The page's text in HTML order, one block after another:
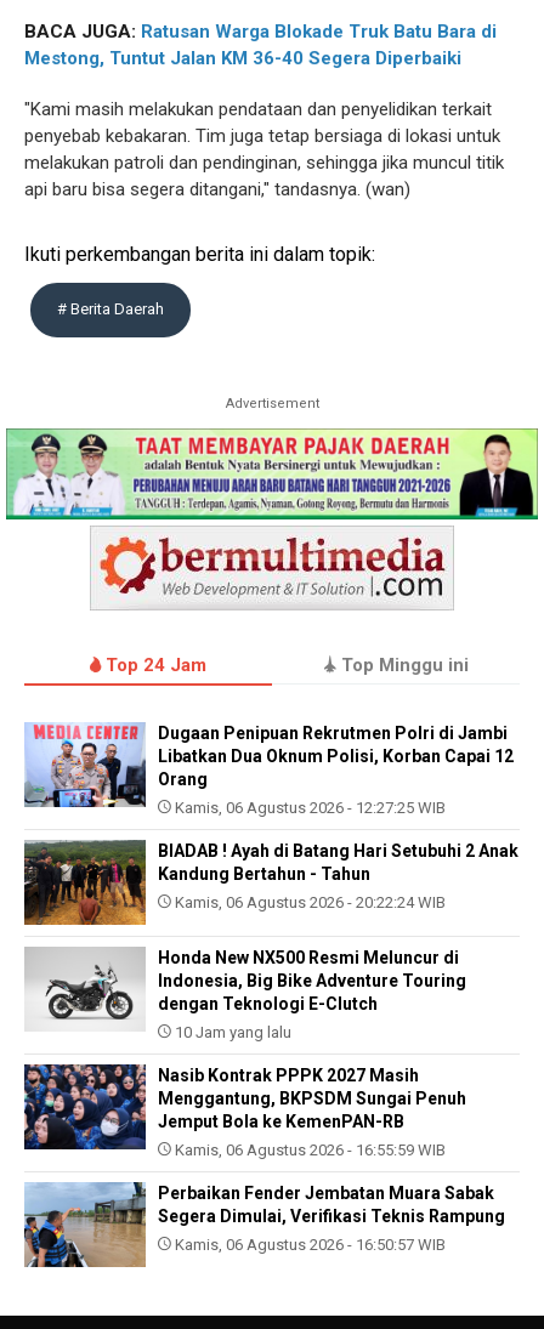
BACA JUGA: Ratusan Warga Blokade Truk Batu Bara di
Mestong, Tuntut Jalan KM 36-40 Segera Diperbaiki
"Kami masih melakukan pendataan dan penyelidikan terkait
penyebab kebakaran. Tim juga tetap bersiaga di lokasi untuk
melakukan patroli dan pendinginan, sehingga jika muncul titik
api baru bisa segera ditangani," tandasnya. (wan)
Ikuti perkembangan berita ini dalam topik:
# Berita Daerah
Advertisement
Top 24 Jam Top Minggu ini
Dugaan Penipuan Rekrutmen Polri di Jambi
Libatkan Dua Oknum Polisi, Korban Capai 12
Orang
Kamis, 06 Agustus 2026 - 12:27:25 WIB
BIADAB ! Ayah di Batang Hari Setubuhi 2 Anak
Kandung Bertahun - Tahun
Kamis, 06 Agustus 2026 - 20:22:24 WIB
Honda New NX500 Resmi Meluncur di
Indonesia, Big Bike Adventure Touring
dengan Teknologi E-Clutch
10 Jam yang lalu
Nasib Kontrak PPPK 2027 Masih
Menggantung, BKPSDM Sungai Penuh
Jemput Bola ke KemenPAN-RB
Kamis, 06 Agustus 2026 - 16:55:59 WIB
Perbaikan Fender Jembatan Muara Sabak
Segera Dimulai, Verifikasi Teknis Rampung
Kamis, 06 Agustus 2026 - 16:50:57 WIB